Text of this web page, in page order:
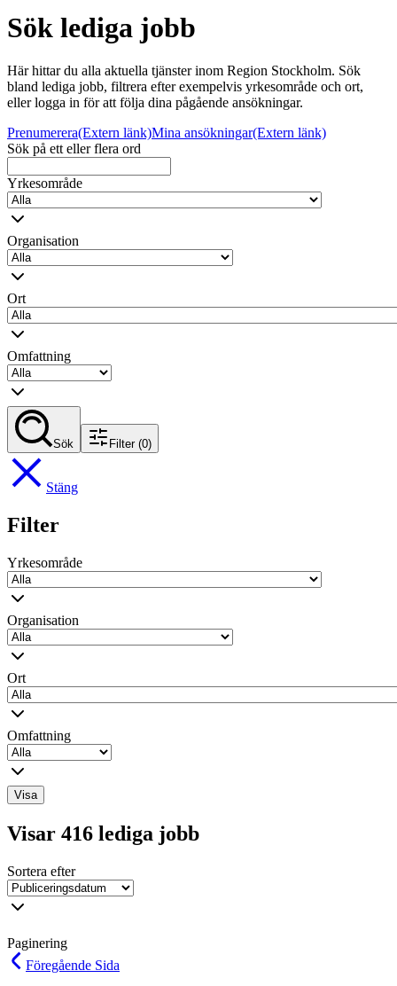
Sök lediga jobb
Här hittar du alla aktuella tjänster inom Region Stockholm. Sök
bland lediga jobb, filtrera efter exempelvis yrkesområde och ort,
eller logga in för att följa dina pågående ansökningar.
Prenumerera(Extern länk)Mina ansökningar(Extern länk)
Sök på ett eller flera ord
Yrkesområde
Organisation
Ort
Omfattning
Sök Filter (0)
Stäng
Filter
Yrkesområde
Organisation
Ort
Omfattning
Visa
Visar 416 lediga jobb
Sortera efter
Paginering
Föregående Sida